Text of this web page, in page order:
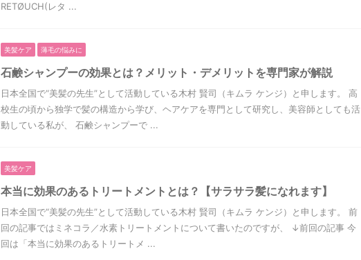
RETØUCH(レタ ...
美髪ケア 薄毛の悩みに
石鹸シャンプーの効果とは？メリット・デメリットを専門家が解説
日本全国で“美髪の先生”として活動している木村 賢司（キムラ ケンジ）と申します。 高
校生の頃から独学で髪の構造から学び、ヘアケアを専門として研究し、美容師としても活
動している私が、 石鹸シャンプーで ...
美髪ケア
本当に効果のあるトリートメントとは？【サラサラ髪になれます】
日本全国で“美髪の先生”として活動している木村 賢司（キムラ ケンジ）と申します。 前
回の記事ではミネコラ／水素トリートメントについて書いたのですが、 ↓前回の記事 今
回は「本当に効果のあるトリートメ ...